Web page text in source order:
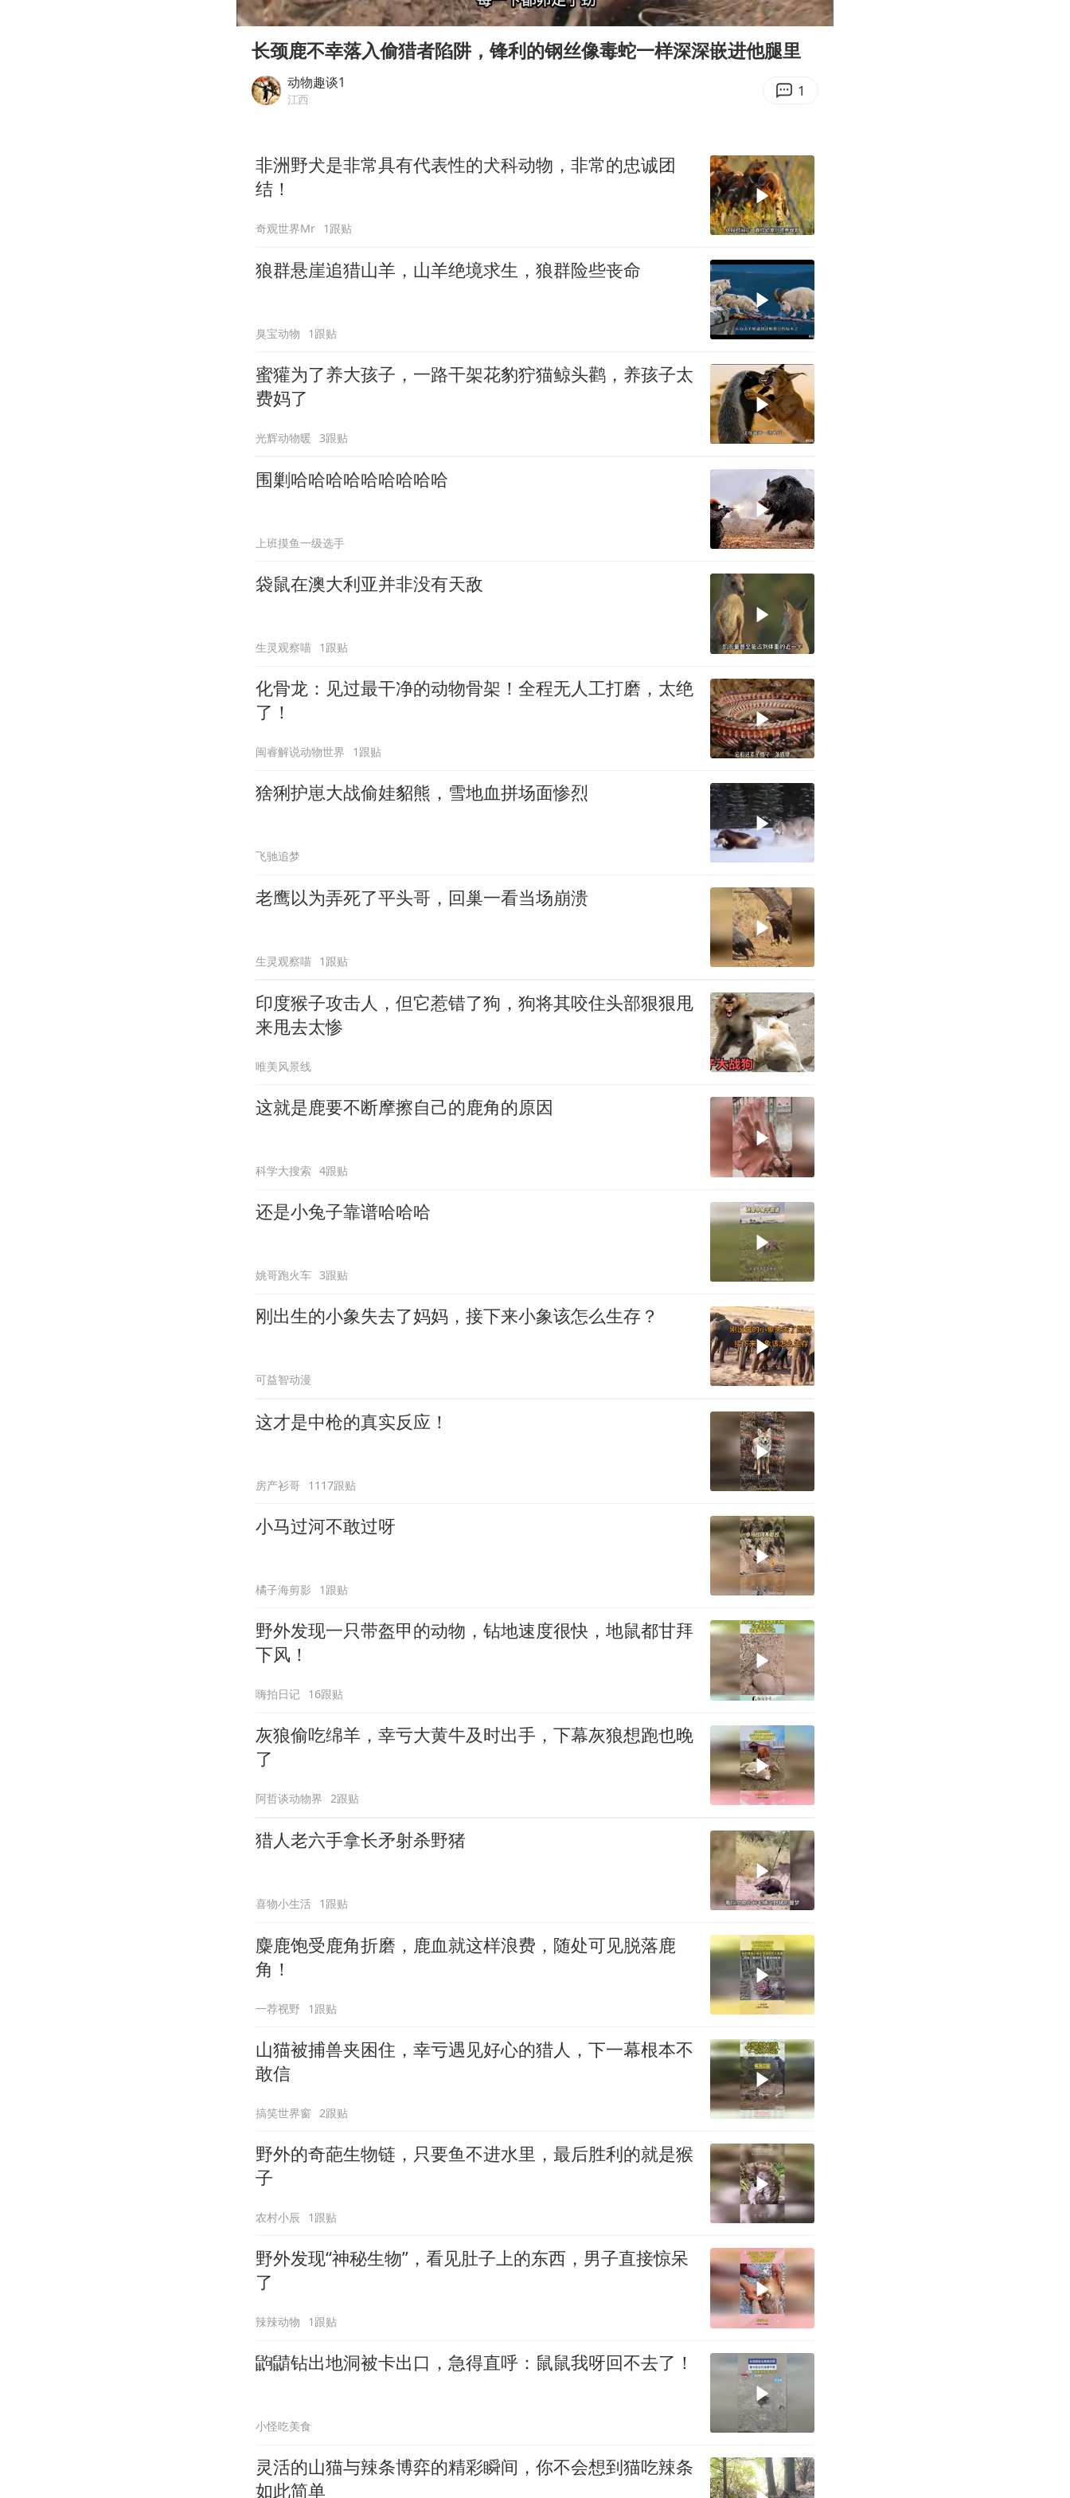
美股存储板块集体大跌
名创优品回应女子吐槽内裤质量差
夯实基础开新局
Play
00:00 02:42
Enter
长颈鹿不幸落入偷猎者陷阱，锋利的钢丝像毒蛇一样深深嵌进他腿里
动物趣谈1
江西 1
非洲野犬是非常具有代表性的犬科动物，非常的忠诚团
结！
奇观世界Mr 1跟贴
狼群悬崖追猎山羊，山羊绝境求生，狼群险些丧命
臭宝动物 1跟贴
蜜獾为了养大孩子，一路干架花豹狞猫鲸头鹳，养孩子太
费妈了
光辉动物暖 3跟贴
围剿哈哈哈哈哈哈哈哈哈
上班摸鱼一级选手
袋鼠在澳大利亚并非没有天敌
生灵观察喵 1跟贴
化骨龙：见过最干净的动物骨架！全程无人工打磨，太绝
了！
闽睿解说动物世界 1跟贴
猞猁护崽大战偷娃貂熊，雪地血拼场面惨烈
飞驰追梦
老鹰以为弄死了平头哥，回巢一看当场崩溃
生灵观察喵 1跟贴
印度猴子攻击人，但它惹错了狗，狗将其咬住头部狠狠甩
来甩去太惨
唯美风景线
这就是鹿要不断摩擦自己的鹿角的原因
科学大搜索 4跟贴
还是小兔子靠谱哈哈哈
姚哥跑火车 3跟贴
刚出生的小象失去了妈妈，接下来小象该怎么生存？
可益智动漫
这才是中枪的真实反应！
房产衫哥 1117跟贴
小马过河不敢过呀
橘子海剪影 1跟贴
野外发现一只带盔甲的动物，钻地速度很快，地鼠都甘拜
下风！
嗨拍日记 16跟贴
灰狼偷吃绵羊，幸亏大黄牛及时出手，下幕灰狼想跑也晚
了
阿哲谈动物界 2跟贴
猎人老六手拿长矛射杀野猪
喜物小生活 1跟贴
麋鹿饱受鹿角折磨，鹿血就这样浪费，随处可见脱落鹿
角！
一荐视野 1跟贴
山猫被捕兽夹困住，幸亏遇见好心的猎人，下一幕根本不
敢信
搞笑世界窗 2跟贴
野外的奇葩生物链，只要鱼不进水里，最后胜利的就是猴
子
农村小辰 1跟贴
野外发现“神秘生物”，看见肚子上的东西，男子直接惊呆
了
辣辣动物 1跟贴
鼩鼱钻出地洞被卡出口，急得直呼：鼠鼠我呀回不去了！
小怪吃美食
灵活的山猫与辣条博弈的精彩瞬间，你不会想到猫吃辣条
如此简单